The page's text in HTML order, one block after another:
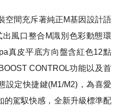
空間充斥著純正M基因設計語
風口整合M識別色彩動態環
真皮平底方向盤含紅色12點
CONTROL功能以及首
設定快捷鍵(M1/M2)，為喜愛
的駕馭快感，全新升級標準配